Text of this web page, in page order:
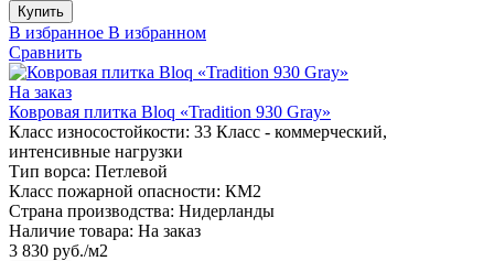
Купить
В избранное В избранном
Сравнить
На заказ
Ковровая плитка Bloq «Tradition 930 Gray»
Класс износостойкости: 33 Класс - коммерческий,
интенсивные нагрузки
Тип ворса: Петлевой
Класс пожарной опасности: КМ2
Страна производства: Нидерланды
Наличие товара: На заказ
3 830 руб./м2